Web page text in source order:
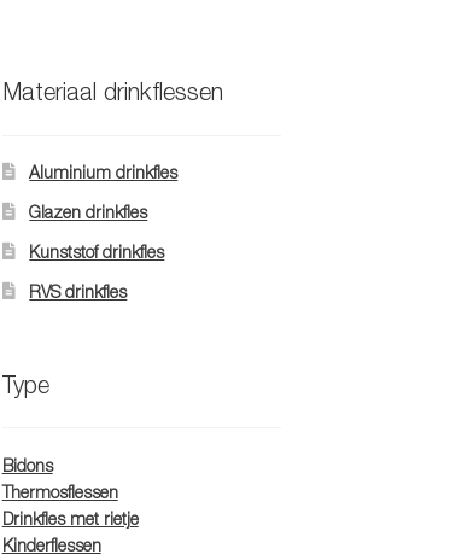
Materiaal drinkflessen
Aluminium drinkfles
Glazen drinkfles
Kunststof drinkfles
RVS drinkfles
Type
Bidons
Thermosflessen
Drinkfles met rietje
Kinderflessen